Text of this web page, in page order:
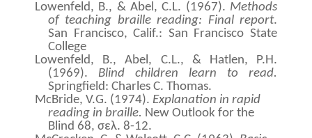
Lowenfeld, B., & Abel, C.L. (1967). Methods
of teaching braille reading: Final report.
San Francisco, Calif.: San Francisco State
College
Lowenfeld, B., Abel, C.L., & Hatlen, P.H.
(1969). Blind children learn to read.
Springfield: Charles C. Thomas.
McBride, V.G. (1974). Explanation in rapid
reading in braille. New Outlook for the
Blind 68, σελ. 8-12.